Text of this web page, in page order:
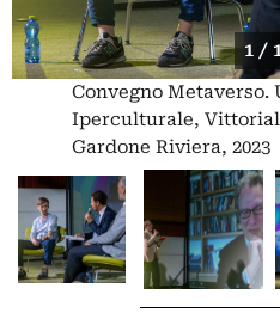
1 /
Convegno Metaverso.
Iperculturale,
Gardone Riviera, 2023